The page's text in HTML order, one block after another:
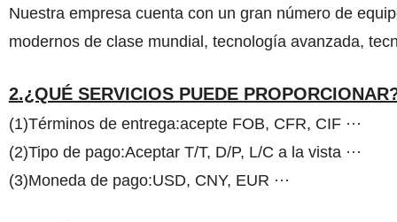
Nuestra empresa cuenta con un gran número de
modernos de clase mundial, tecnología avanzada,
2.¿QUÉ SERVICIOS PUEDE
(1)Términos de entrega:acepte FOB, CFR, CIF ···
(2)Tipo de pago:Aceptar T/T, D/P, L/C a la vista ···
(3)Moneda de pago:USD, CNY, EUR ···